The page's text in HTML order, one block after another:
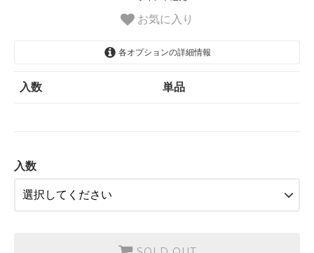
お気に入り
各オプションの詳細情報
入数 単品
入数